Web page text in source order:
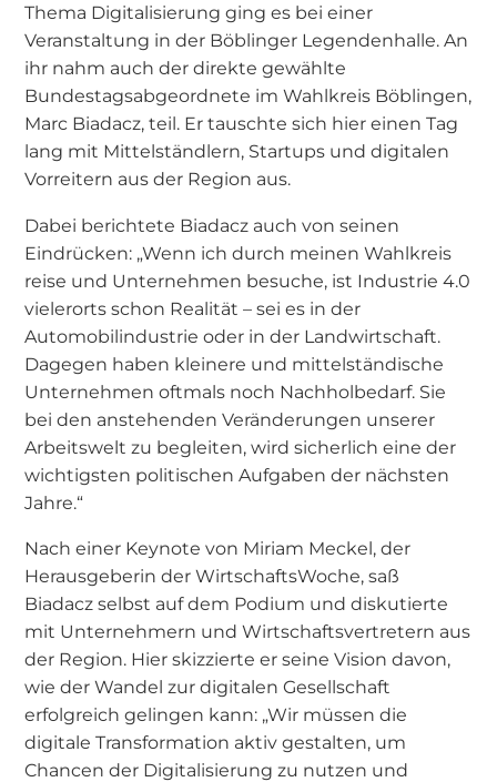
Thema Digitalisierung ging es bei einer
Veranstaltung in der Böblinger Legendenhalle. An
ihr nahm auch der direkte gewählte
Bundestagsabgeordnete im Wahlkreis Böblingen,
Marc Biadacz, teil. Er tauschte sich hier einen Tag
lang mit Mittelständlern, Startups und digitalen
Vorreitern aus der Region aus.
Dabei berichtete Biadacz auch von seinen
Eindrücken: „Wenn ich durch meinen Wahlkreis
reise und Unternehmen besuche, ist Industrie 4.0
vielerorts schon Realität – sei es in der
Automobilindustrie oder in der Landwirtschaft.
Dagegen haben kleinere und mittelständische
Unternehmen oftmals noch Nachholbedarf. Sie
bei den anstehenden Veränderungen unserer
Arbeitswelt zu begleiten, wird sicherlich eine der
wichtigsten politischen Aufgaben der nächsten
Jahre.“
Nach einer Keynote von Miriam Meckel, der
Herausgeberin der WirtschaftsWoche, saß
Biadacz selbst auf dem Podium und diskutierte
mit Unternehmern und Wirtschaftsvertretern aus
der Region. Hier skizzierte er seine Vision davon,
wie der Wandel zur digitalen Gesellschaft
erfolgreich gelingen kann: „Wir müssen die
digitale Transformation aktiv gestalten, um
Chancen der Digitalisierung zu nutzen und